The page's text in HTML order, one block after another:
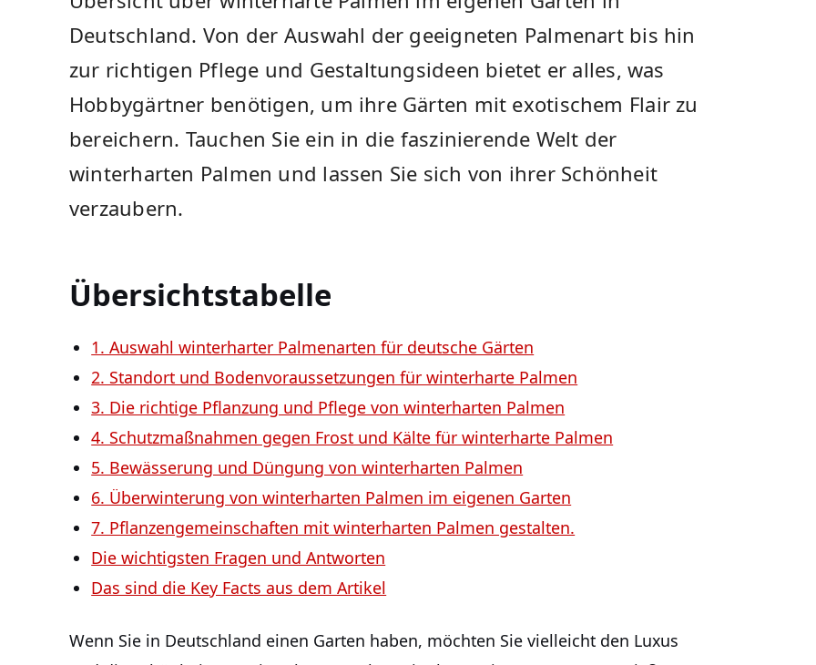
Deutschland. Von⁢ der Auswahl der geeigneten Palmenart bis‌ hin
zur richtigen Pflege ‌und Gestaltungsideen ‌bietet er​ alles, was
Hobbygärtner benötigen, um ihre ​Gärten mit ‍exotischem Flair zu⁢
bereichern. Tauchen Sie ein in die faszinierende Welt der
winterharten‌ Palmen‍ und lassen Sie​ sich von ihrer ‍Schönheit
verzaubern.
Übersichtstabelle
1. Auswahl winterharter Palmenarten für deutsche Gärten
2. Standort‌ und Bodenvoraussetzungen‌ für winterharte⁣ Palmen
3. ‍Die richtige Pflanzung und Pflege von ⁢winterharten Palmen
4. Schutzmaßnahmen⁢ gegen Frost und Kälte für winterharte Palmen
5. Bewässerung und Düngung von ‌winterharten ⁤Palmen
6. Überwinterung von ⁢winterharten Palmen im​ eigenen Garten
7. ‍Pflanzengemeinschaften mit‌ winterharten ⁣Palmen gestalten.
Die wichtigsten‌ Fragen und Antworten
Das sind die ⁤Key Facts aus dem Artikel
Wenn Sie in Deutschland einen Garten haben, ⁣möchten ⁢Sie vielleicht den Luxus